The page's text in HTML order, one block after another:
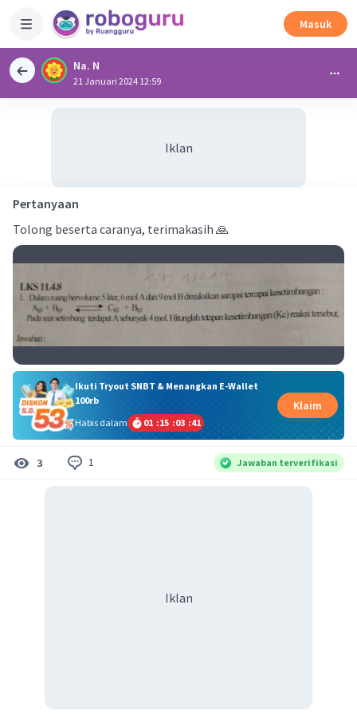
Masuk
Na. N
21 Januari 2024 12:59
Iklan
Pertanyaan
Tolong beserta caranya, terimakasih 🙏
Ikuti Tryout SNBT & Menangkan E-Wallet
100rb
Habis dalam
01 :15 :03 :41
Klaim
3 1 Jawaban terverifikasi
Iklan